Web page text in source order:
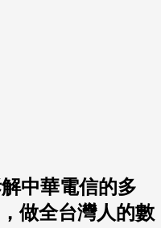
中華電信的多
做全台灣人的數